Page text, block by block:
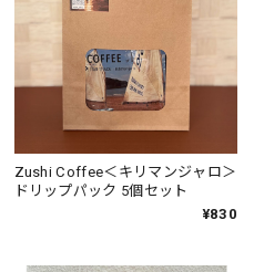
Zushi Coffee＜キリマンジャロ＞
ドリップパック 5個セット
¥830